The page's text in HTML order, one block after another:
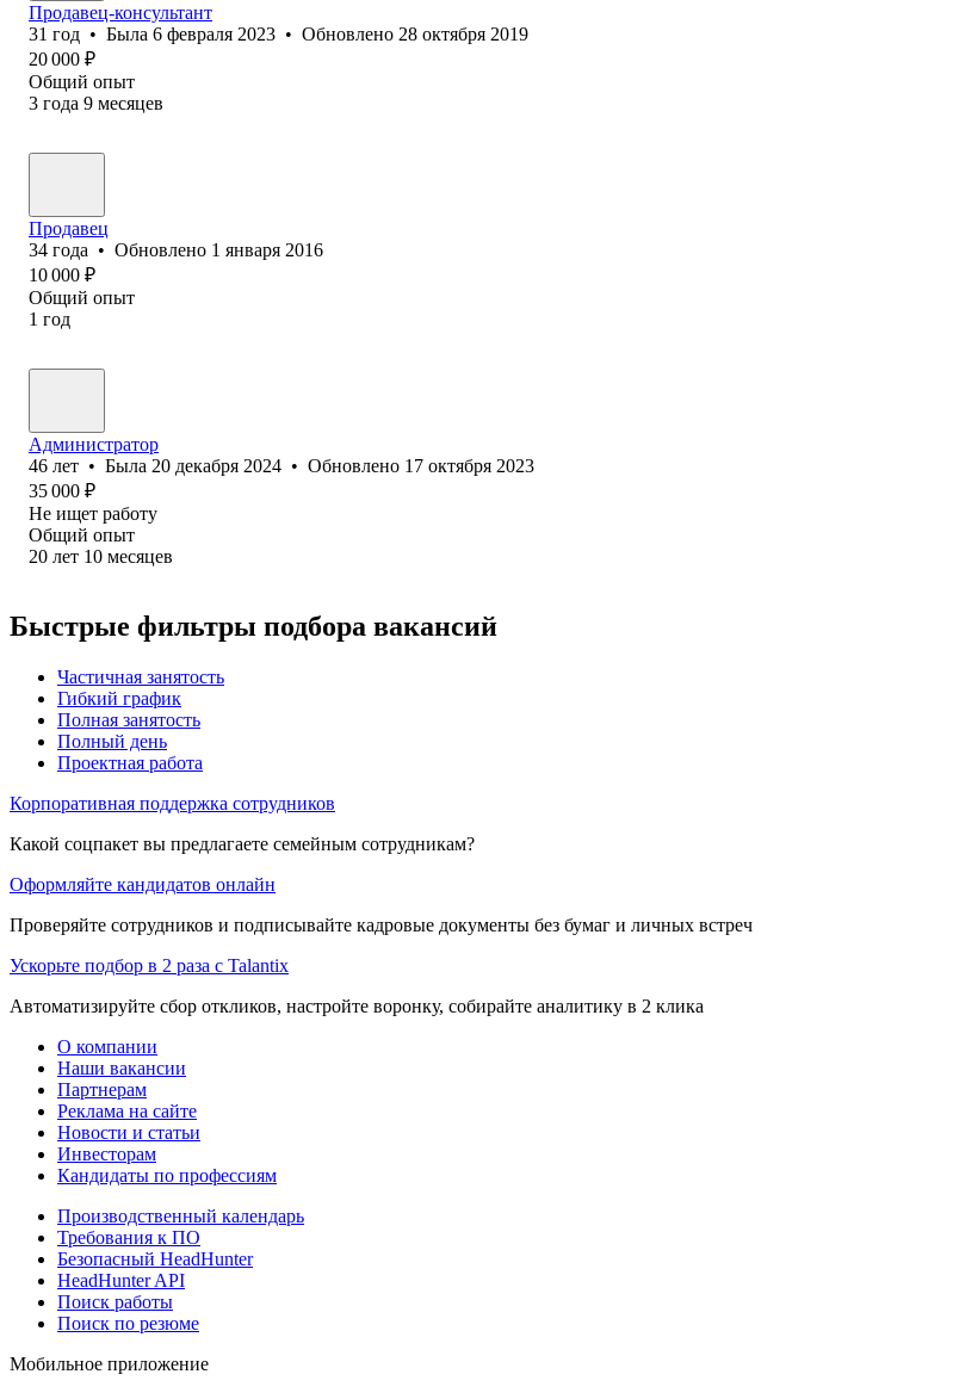
Продавец-консультант
31 год • Была 6 февраля 2023 • Обновлено 28 октября 2019
20 000 ₽
Общий опыт
3 года 9 месяцев
Продавец
34 года • Обновлено 1 января 2016
10 000 ₽
Общий опыт
1 год
Администратор
46 лет • Была 20 декабря 2024 • Обновлено 17 октября 2023
35 000 ₽
Не ищет работу
Общий опыт
20 лет 10 месяцев
Быстрые фильтры подбора вакансий
Частичная занятость
Гибкий график
Полная занятость
Полный день
Проектная работа
Корпоративная поддержка сотрудников
Какой соцпакет вы предлагаете семейным сотрудникам?
Оформляйте кандидатов онлайн
Проверяйте сотрудников и подписывайте кадровые документы без бумаг и личных встреч
Ускорьте подбор в 2 раза с Talantix
Автоматизируйте сбор откликов, настройте воронку, собирайте аналитику в 2 клика
О компании
Наши вакансии
Партнерам
Реклама на сайте
Новости и статьи
Инвесторам
Кандидаты по профессиям
Производственный календарь
Требования к ПО
Безопасный HeadHunter
HeadHunter API
Поиск работы
Поиск по резюме
Мобильное приложение